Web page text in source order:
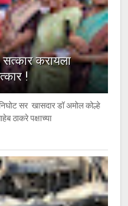
सत्कार करायला
!
सर खासदार डॉ अमोल कोल्हे
ठाकरे पक्षाच्या